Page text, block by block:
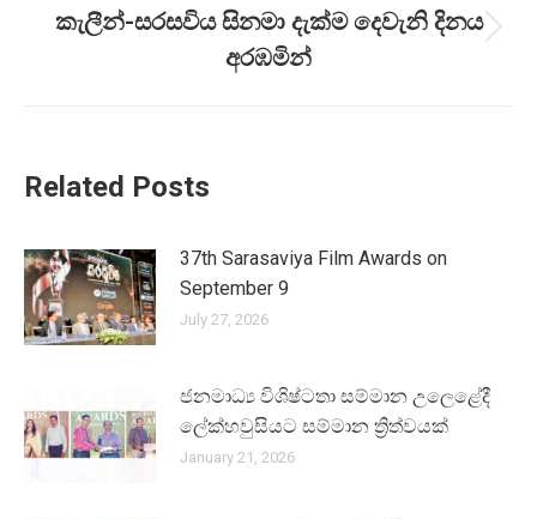
Next
post:
කැලීන්-සරසවිය සිනමා දැක්ම දෙවැනි දිනය
අරඹමින්
Related Posts
37th Sarasaviya Film Awards on
September 9
July 27, 2026
ජන­මාධ්‍ය විශි­ෂ්ටතා සම්මාන උලෙ­ළේදී
ලේක්හ­වු­සි­යට සම්මාන ත්‍රිත්ව­යක්
January 21, 2026